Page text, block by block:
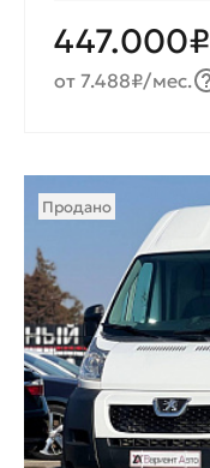
447.000₽
от 7.488₽/мес.
Продано